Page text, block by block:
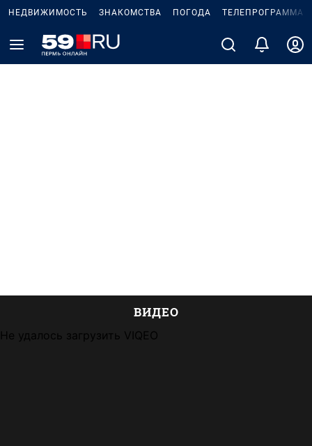
НЕДВИЖИМОСТЬ ЗНАКОМСТВА ПОГОДА ТЕЛЕПРОГРАММА
ВИДЕО
Не удалось загрузить VIQEO